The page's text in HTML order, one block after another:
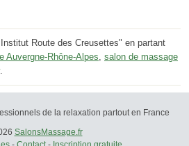
Route des Creusettes" en partant
Auvergne-Rhône-Alpes salon de massage
.
de la relaxation partout en France
SalonsMassage.fr